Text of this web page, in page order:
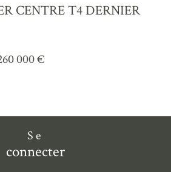
CENTRE T4 DERNIER
000 €
Se
connecter